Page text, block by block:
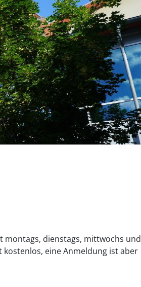
montags, dienstags, mittwochs und
kostenlos, eine Anmeldung ist aber